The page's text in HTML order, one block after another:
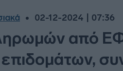
02-12-2024 | 07:36
από